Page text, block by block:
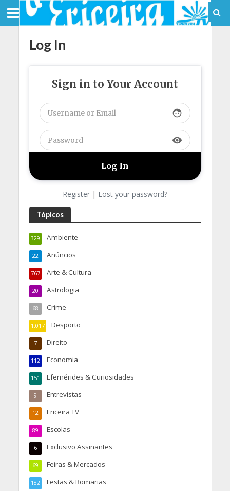
Log In
Sign in to Your Account
face
visibility
Register | Lost your password?
Tópicos
Ambiente
329
Anúncios
22
Arte & Cultura
767
Astrologia
20
Crime
68
Desporto
1.017
Direito
7
Economia
112
Efemérides & Curiosidades
151
Entrevistas
9
Ericeira TV
12
Escolas
89
Exclusivo Assinantes
6
Feiras & Mercados
69
Festas & Romarias
182